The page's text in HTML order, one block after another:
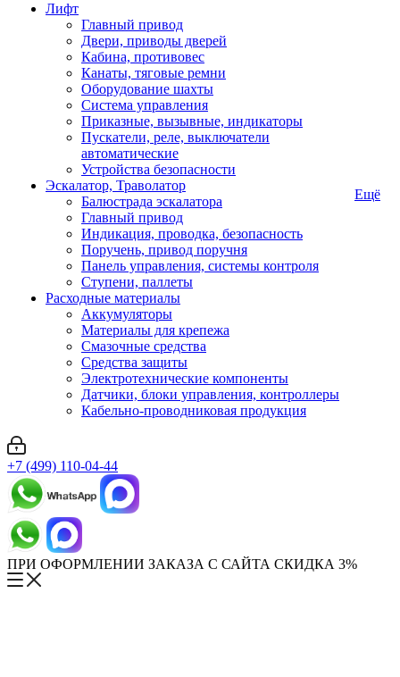
Лифт
Главный привод
Двери, приводы дверей
Кабина, противовес
Канаты, тяговые ремни
Оборудование шахты
Система управления
Приказные, вызывные, индикаторы
Пускатели, реле, выключатели
автоматические
Устройства безопасности
Эскалатор, Траволатор
Балюстрада эскалатора
Главный привод
Индикация, проводка, безопасность
Поручень, привод поручня
Панель управления, системы контроля
Ступени, паллеты
Расходные материалы
Аккумуляторы
Материалы для крепежа
Смазочные средства
Средства защиты
Электротехнические компоненты
Датчики, блоки управления, контроллеры
Кабельно-проводниковая продукция
Ещё
+7 (499) 110-04-44
ПРИ ОФОРМЛЕНИИ ЗАКАЗА С САЙТА СКИДКА 3%